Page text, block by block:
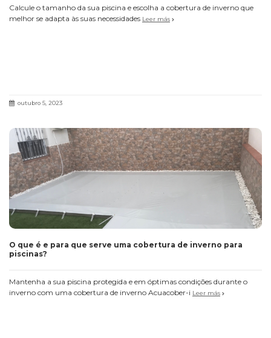
Calcule o tamanho da sua piscina e escolha a cobertura de inverno que
melhor se adapta às suas necessidades Leer más
outubro 5, 2023
O que é e para que serve uma cobertura de inverno para
piscinas?
Mantenha a sua piscina protegida e em óptimas condições durante o
inverno com uma cobertura de inverno Acuacober-i Leer más